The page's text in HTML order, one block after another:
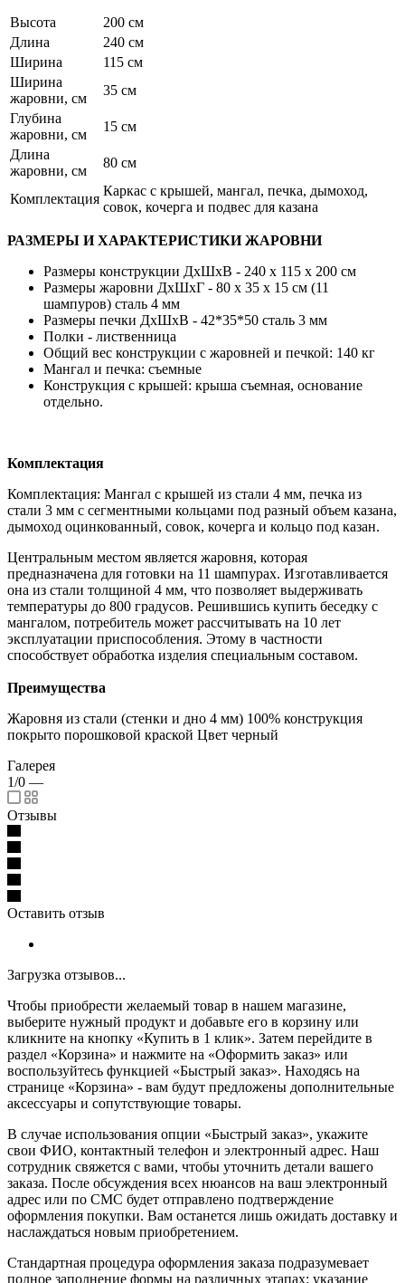
Высота
200 см
Длина
240 см
Ширина
115 см
Ширина
жаровни, см
35 см
Глубина
жаровни, см
15 см
Длина
жаровни, см
80 см
Комплектация
Каркас с крышей, мангал, печка, дымоход,
совок, кочерга и подвес для казана
РАЗМЕРЫ И ХАРАКТЕРИСТИКИ ЖАРОВНИ
Размеры конструкции ДхШхВ - 240 х 115 х 200 см
Размеры жаровни ДхШхГ - 80 х 35 х 15 см (11
шампуров) сталь 4 мм
Размеры печки ДхШхВ - 42*35*50 сталь 3 мм
Полки - лиственница
Общий вес конструкции с жаровней и печкой: 140 кг
Мангал и печка: съемные
Конструкция с крышей: крыша съемная, основание
отдельно.
Комплектация
Комплектация: Мангал с крышей из стали 4 мм, печка из
стали 3 мм с сегментными кольцами под разный объем казана,
дымоход оцинкованный, совок, кочерга и кольцо под казан.
Центральным местом является жаровня, которая
предназначена для готовки на 11 шампурах. Изготавливается
она из стали толщиной 4 мм, что позволяет выдерживать
температуры до 800 градусов. Решившись купить беседку с
мангалом, потребитель может рассчитывать на 10 лет
эксплуатации приспособления. Этому в частности
способствует обработка изделия специальным составом.
Преимущества
Жаровня из стали (стенки и дно 4 мм) 100% конструкция
покрыто порошковой краской Цвет черный
Галерея
1/0 —
Отзывы
Оставить отзыв
Загрузка отзывов...
Чтобы приобрести желаемый товар в нашем магазине,
выберите нужный продукт и добавьте его в корзину или
кликните на кнопку «Купить в 1 клик». Затем перейдите в
раздел «Корзина» и нажмите на «Оформить заказ» или
воспользуйтесь функцией «Быстрый заказ». Находясь на
странице «Корзина» - вам будут предложены дополнительные
аксессуары и сопутствующие товары.
В случае использования опции «Быстрый заказ», укажите
свои ФИО, контактный телефон и электронный адрес. Наш
сотрудник свяжется с вами, чтобы уточнить детали вашего
заказа. После обсуждения всех нюансов на ваш электронный
адрес или по СМС будет отправлено подтверждение
оформления покупки. Вам останется лишь ожидать доставку и
наслаждаться новым приобретением.
Стандартная процедура оформления заказа подразумевает
полное заполнение формы на различных этапах: указание